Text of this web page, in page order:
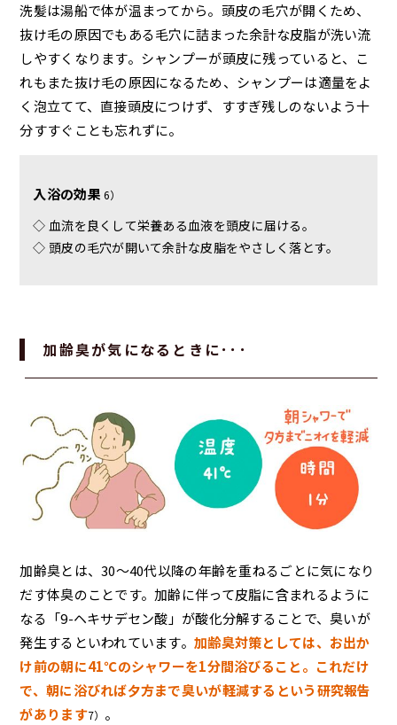
洗髪は湯船で体が温まってから。頭皮の毛穴が開くため、
抜け毛の原因でもある毛穴に詰まった余計な皮脂が洗い流
しやすくなります。シャンプーが頭皮に残っていると、こ
れもまた抜け毛の原因になるため、シャンプーは適量をよ
く泡立てて、直接頭皮につけず、すすぎ残しのないよう十
分すすぐことも忘れずに。
入浴の効果 6）
◇ 血流を良くして栄養ある血液を頭皮に届ける。
◇ 頭皮の毛穴が開いて余計な皮脂をやさしく落とす。
加齢臭が気になるときに･･･
加齢臭とは、30～40代以降の年齢を重ねるごとに気になり
だす体臭のことです。加齢に伴って皮脂に含まれるように
なる「9-ヘキサデセン酸」が酸化分解することで、臭いが
発生するといわれています。加齢臭対策としては、お出か
け前の朝に41℃のシャワーを1分間浴びること。これだけ
で、朝に浴びれば夕方まで臭いが軽減するという研究報告
があります7） 。